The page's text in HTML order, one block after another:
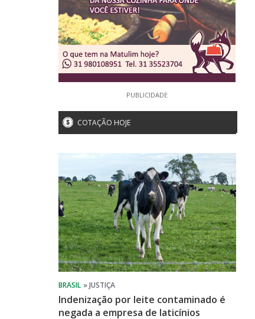
PUBLICIDADE
COTAÇÃO HOJE
Indenização por leite contaminado é
negada a empresa de laticínios